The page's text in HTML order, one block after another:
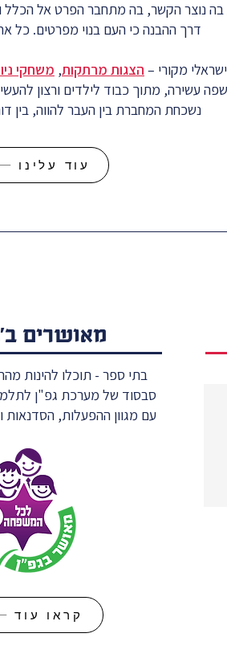
נוצר הקשר, בה מתחבר הפרט אל הכלל
דרך ההבנה כי העם בנוי מפרטים. כל
מקורי – הצגות מרתקות, משחקי
עשירה, מתוך כבוד לילדים ורצון
נשכחת המחברת בין העבר להווה, בין
עוד עלינו
מאושרים
בתי ספר - תוכלו להינות
סבסוד של מערכת גפ"ן
עם מגוון ההפעלות, הסדנאות
קראו עוד
היומן מתחיל להתמלא עם
חודש הספר והקריאה!
בתי ספר אל תחכו לרגע האחרון,
שלנו מתחיל להתמלא! עם ההצגה
המילים", מרחב ההרפתקאות "סוד
וחידון הבאזזזרים "אתגר